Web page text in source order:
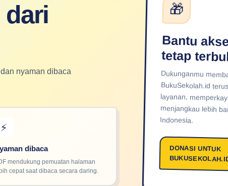
nyaman dibaca
⚡
dibaca
mendukung pemuatan halaman
cepat saat dibaca secara daring.
🎁
Bantu
tetap
Dukunganmu
BukuSekolah.id terus
layanan, memperkaya
menjangkau lebih banyak
Indonesia.
DONASI UNTUK